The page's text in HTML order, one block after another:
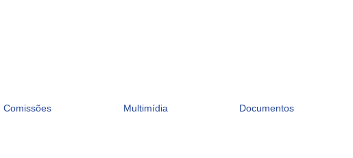
Comissões Multimídia Documentos